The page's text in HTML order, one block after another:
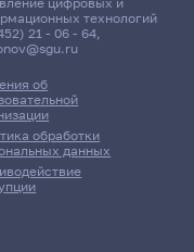
об
обработки
данных
технологий
21 - 06 - 64,